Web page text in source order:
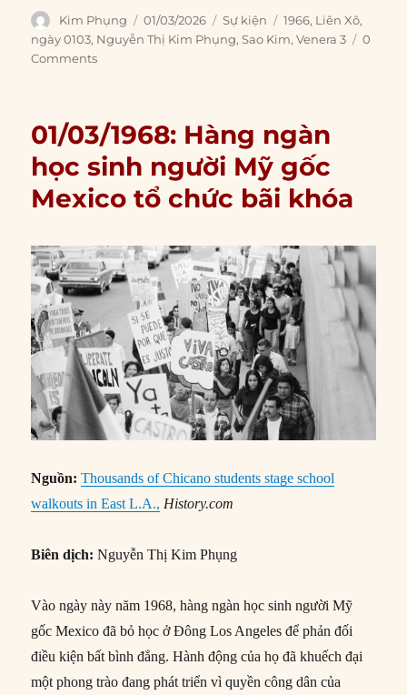
Author
Kim Phụng
Posted
on
01/03/2026 Categories
Sự kiện Tags
1966, Liên Xô,
ngày 0103, Nguyễn Thị Kim Phụng,Sao Kim,Venera 3
0
Comments
01/03/1968: Hàng ngàn
học sinh người Mỹ gốc
Mexico tổ chức bãi khóa
Nguồn:Thousands of Chicano students stage school
walkouts in East L.A., History.com
Biên dịch:Nguyễn Thị Kim Phụng
Vào ngày này năm 1968, hàng ngàn học sinh người Mỹ
gốc Mexico đã bỏ học ở Đông Los Angeles để phản đối
điều kiện bất bình đẳng. Hành động của họ đã khuếch đại
một phong trào đang phát triển vì quyền công dân của